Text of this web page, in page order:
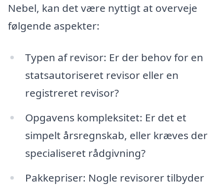
Nebel, kan det være nyttigt at overveje
følgende aspekter:
Typen af revisor: Er der behov for en
statsautoriseret revisor eller en
registreret revisor?
Opgavens kompleksitet: Er det et
simpelt årsregnskab, eller kræves der
specialiseret rådgivning?
Pakkepriser: Nogle revisorer tilbyder